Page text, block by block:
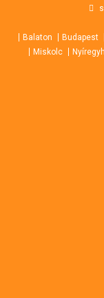
contentBalaton Budapest
Miskolc